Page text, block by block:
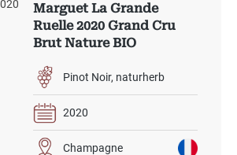
Marguet La Grande
Ruelle 2020 Grand Cru
Brut Nature BIO
Pinot Noir naturherb
2020
Champagne